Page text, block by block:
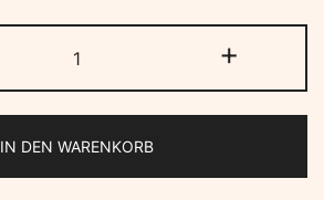
Bernstein
Ohrstecker
925
Silberfassung
+
IN DEN WARENKORB